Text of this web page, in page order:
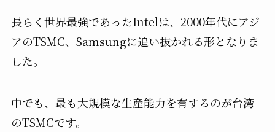
長らく世界最強であったIntelは、2000年代にアジ
アのTSMC、Samsungに追い抜かれる形となりま
した。
中でも、最も大規模な生産能力を有するのが台湾
のTSMCです。